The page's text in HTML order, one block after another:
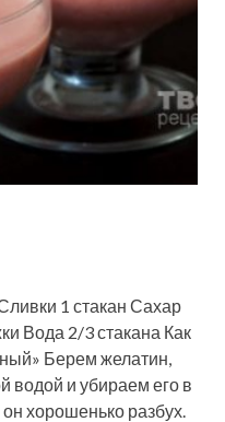
1 стакан Сахар
Вода 2/3 стакана Как
Берем желатин,
водой и убираем его в
он хорошенько разбух.